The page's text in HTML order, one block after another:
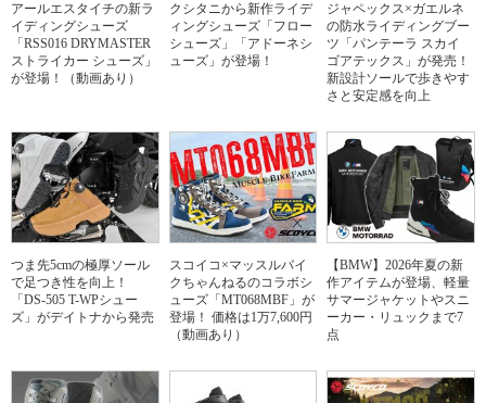
アールエスタイチの新ラ
イディングシューズ
「RSS016 DRYMASTER
ストライカー シューズ」
が登場！（動画あり）
クシタニから新作ライデ
ィングシューズ「フロー
シューズ」「アドーネシ
ューズ」が登場！
ジャペックス×ガエルネ
の防水ライディングブー
ツ「パンテーラ スカイ
ゴアテックス」が発売！
新設計ソールで歩きやす
さと安定感を向上
つま先5cmの極厚ソール
で足つき性を向上！
「DS-505 T-WPシュー
ズ」がデイトナから発売
スコイコ×マッスルバイ
クちゃんねるのコラボシ
ューズ「MT068MBF」が
登場！ 価格は1万7,600円
（動画あり）
【BMW】2026年夏の新
作アイテムが登場、軽量
サマージャケットやスニ
ーカー・リュックまで7
点